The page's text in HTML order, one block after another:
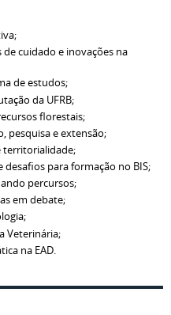
cuidado e inovações na
de estudos;
da UFRB;
florestais;
pesquisa e extensão;
territorialidade;
desafios para formação no BIS;
percursos;
em debate;
Veterinária;
na EAD.